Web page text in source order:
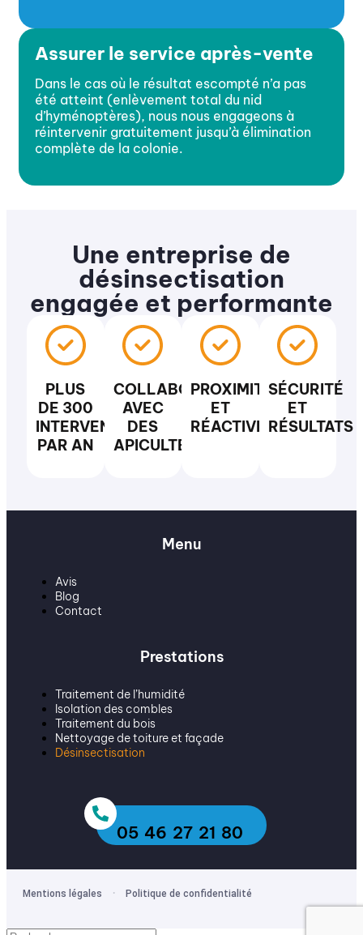
Assurer le service après-vente
Dans le cas où le résultat escompté n’a pas
été atteint (enlèvement total du nid
d’hyménoptères), nous nous engageons à
réintervenir gratuitement jusqu’à élimination
complète de la colonie.
Une entreprise de
désinsectisation
engagée et performante
PLUS
DE 300
INTERVENTIONS
PAR AN
COLLABORATION
AVEC
DES
APICULTEURS
PROXIMITÉ
ET
RÉACTIVITÉ
SÉCURITÉ
ET
RÉSULTATS
Menu
Avis
Blog
Contact
Prestations
Traitement de l’humidité
Isolation des combles
Traitement du bois
Nettoyage de toiture et façade
Désinsectisation
05 46 27 21 80
Mentions légales · Politique de confidentialité